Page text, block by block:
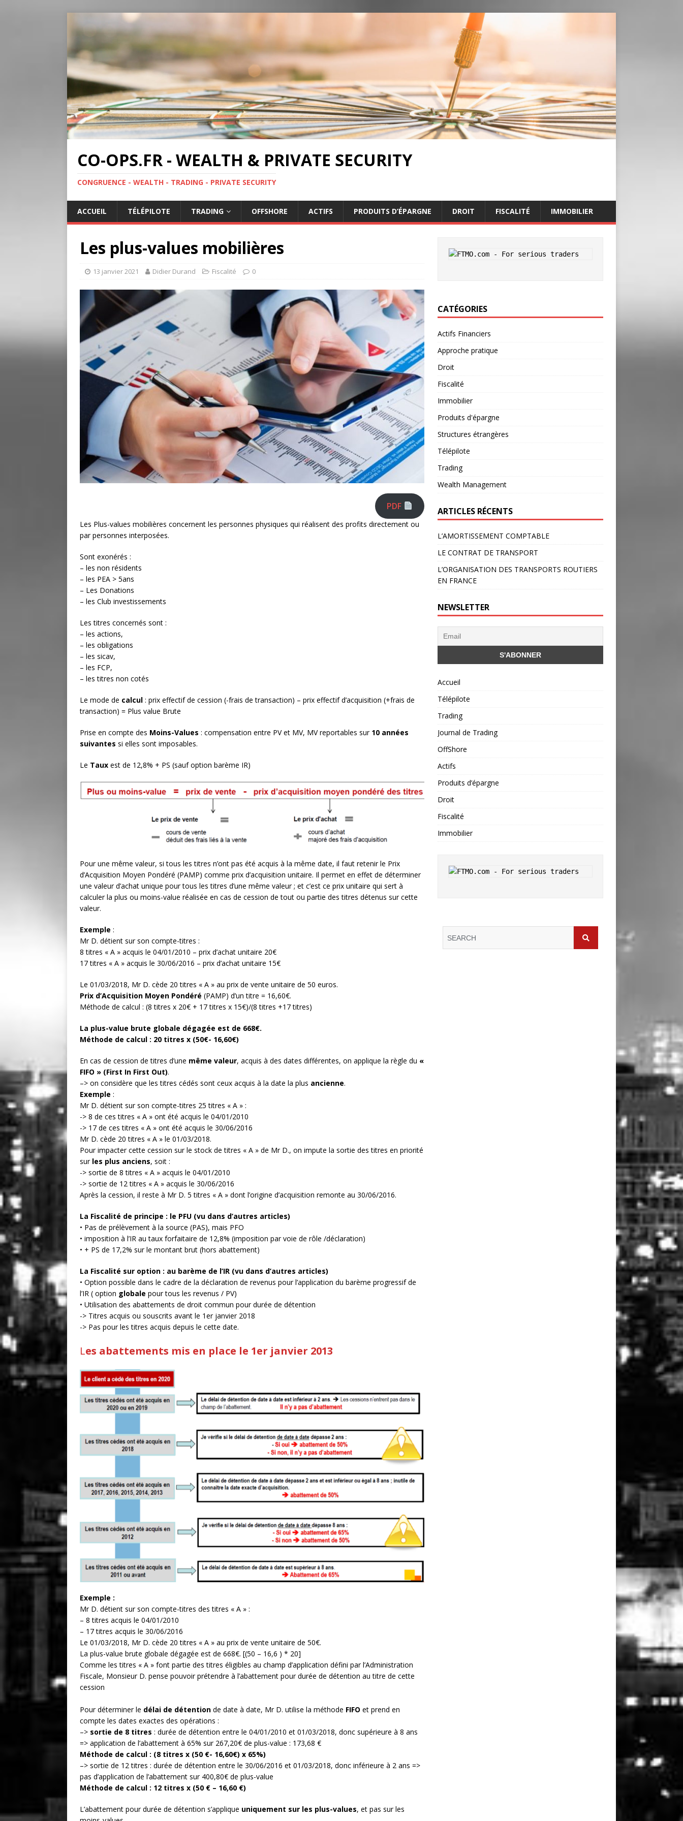
CO-OPS.FR - WEALTH & PRIVATE SECURITY
CONGRUENCE - WEALTH - TRADING - PRIVATE SECURITY
ACCUEIL TÉLÉPILOTE TRADING OFFSHORE ACTIFS PRODUITS D’ÉPARGNE DROIT FISCALITÉ IMMOBILIER
Les plus-values mobilières
13 janvier 2021 Didier Durand Fiscalité 0
PDF
Les Plus-values mobilières concernent les personnes physiques qui réalisent des profits directement ou
par personnes interposées.
Sont exonérés :
– les non résidents
– les PEA > 5ans
– Les Donations
– les Club investissements
Les titres concernés sont :
– les actions,
– les obligations
– les sicav,
– les FCP,
– les titres non cotés
Le mode de calcul : prix effectif de cession (-frais de transaction) – prix effectif d’acquisition (+frais de
transaction) = Plus value Brute
Prise en compte des Moins-Values : compensation entre PV et MV, MV reportables sur 10 années
suivantes si elles sont imposables.
Le Taux est de 12,8% + PS (sauf option barème IR)
Pour une même valeur, si tous les titres n’ont pas été acquis à la même date, il faut retenir le Prix
d’Acquisition Moyen Pondéré (PAMP) comme prix d’acquisition unitaire. Il permet en effet de déterminer
une valeur d’achat unique pour tous les titres d’une même valeur ; et c’est ce prix unitaire qui sert à
calculer la plus ou moins-value réalisée en cas de cession de tout ou partie des titres détenus sur cette
valeur.
Exemple :
Mr D. détient sur son compte-titres :
8 titres « A » acquis le 04/01/2010 – prix d’achat unitaire 20€
17 titres « A » acquis le 30/06/2016 – prix d’achat unitaire 15€
Le 01/03/2018, Mr D. cède 20 titres « A » au prix de vente unitaire de 50 euros.
Prix d’Acquisition Moyen Pondéré (PAMP) d’un titre = 16,60€.
Méthode de calcul : (8 titres x 20€ + 17 titres x 15€)/(8 titres +17 titres)
La plus-value brute globale dégagée est de 668€.
Méthode de calcul : 20 titres x (50€- 16,60€)
En cas de cession de titres d’une même valeur, acquis à des dates différentes, on applique la règle du «
FIFO » (First In First Out).
–> on considère que les titres cédés sont ceux acquis à la date la plus ancienne.
Exemple :
Mr D. détient sur son compte-titres 25 titres « A » :
-> 8 de ces titres « A » ont été acquis le 04/01/2010
-> 17 de ces titres « A » ont été acquis le 30/06/2016
Mr D. cède 20 titres « A » le 01/03/2018.
Pour impacter cette cession sur le stock de titres « A » de Mr D., on impute la sortie des titres en priorité
sur les plus anciens, soit :
-> sortie de 8 titres « A » acquis le 04/01/2010
-> sortie de 12 titres « A » acquis le 30/06/2016
Après la cession, il reste à Mr D. 5 titres « A » dont l’origine d’acquisition remonte au 30/06/2016.
La Fiscalité de principe : le PFU (vu dans d’autres articles)
• Pas de prélèvement à la source (PAS), mais PFO
• imposition à l’IR au taux forfaitaire de 12,8% (imposition par voie de rôle /déclaration)
• + PS de 17,2% sur le montant brut (hors abattement)
La Fiscalité sur option : au barème de l’IR (vu dans d’autres articles)
• Option possible dans le cadre de la déclaration de revenus pour l’application du barème progressif de
l’IR ( option globale pour tous les revenus / PV)
• Utilisation des abattements de droit commun pour durée de détention
-> Titres acquis ou souscrits avant le 1er janvier 2018
-> Pas pour les titres acquis depuis le cette date.
Les abattements mis en place le 1er janvier 2013
Exemple :
Mr D. détient sur son compte-titres des titres « A » :
– 8 titres acquis le 04/01/2010
– 17 titres acquis le 30/06/2016
Le 01/03/2018, Mr D. cède 20 titres « A » au prix de vente unitaire de 50€.
La plus-value brute globale dégagée est de 668€. [(50 – 16,6 ) * 20]
Comme les titres « A » font partie des titres éligibles au champ d’application défini par l’Administration
Fiscale, Monsieur D. pense pouvoir prétendre à l’abattement pour durée de détention au titre de cette
cession
Pour déterminer le délai de détention de date à date, Mr D. utilise la méthode FIFO et prend en
compte les dates exactes des opérations :
–> sortie de 8 titres : durée de détention entre le 04/01/2010 et 01/03/2018, donc supérieure à 8 ans
=> application de l’abattement à 65% sur 267,20€ de plus-value : 173,68 €
Méthode de calcul : (8 titres x (50 €- 16,60€) x 65%)
–> sortie de 12 titres : durée de détention entre le 30/06/2016 et 01/03/2018, donc inférieure à 2 ans =>
pas d’application de l’abattement sur 400,80€ de plus-value
Méthode de calcul : 12 titres x (50 € – 16,60 €)
L’abattement pour durée de détention s’applique uniquement sur les plus-values, et pas sur les
CATÉGORIES
Actifs Financiers
Approche pratique
Droit
Fiscalité
Immobilier
Produits d'épargne
Structures étrangères
Télépilote
Trading
Wealth Management
ARTICLES RÉCENTS
L’AMORTISSEMENT COMPTABLE
LE CONTRAT DE TRANSPORT
L’ORGANISATION DES TRANSPORTS ROUTIERS
EN FRANCE
NEWSLETTER
Accueil
Télépilote
Trading
Journal de Trading
OffShore
Actifs
Produits d’épargne
Droit
Fiscalité
Immobilier